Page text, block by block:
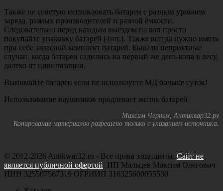
Также не советую использовать батареи с разным уровнем
заряда, разных производителей и разной ёмкости.
Следовательно перед каждым выездом на коп просто
покупайте упаковку батарей (4шт.). Также всегда нужно иметь
при себе запасной комплект батарей. Бывали неприятные
случаи, когда батареи садились на первый же день копа в лесу,
далеко от цивилизации.
Вынимайте батареи если не используете МД больше суток!
Использование наушников продлевает жизнь батарей
Максим Черных, Антиквар32.ру
Копирование материалов разрешено только с указанием источника.
© 2012-2026 Antikwar32.ru - Все права защищены. Сайт не
является публичной офертой. ИП Мальцев Максим Олегович
ИНН 325507567319 ОГРНИП 316325600055530